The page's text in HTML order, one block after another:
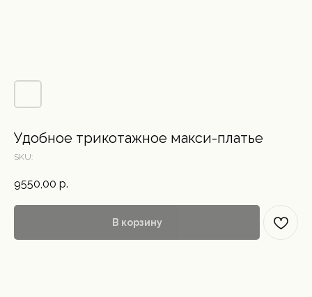
Удобное трикотажное макси-платье
SKU:
9550,00 р.
В корзину